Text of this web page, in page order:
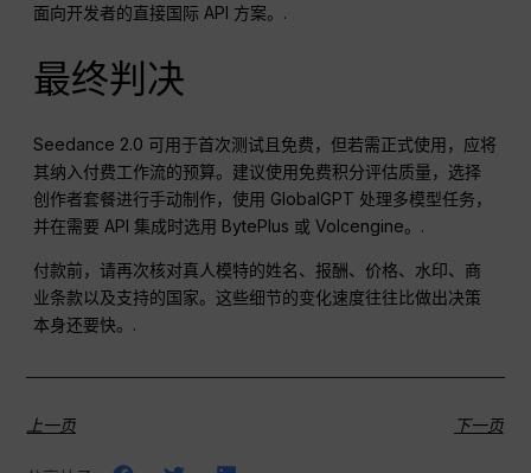
面向开发者的直接国际 API 方案。.
最终判决
Seedance 2.0 可用于首次测试且免费，但若需正式使用，应将
其纳入付费工作流的预算。建议使用免费积分评估质量，选择
创作者套餐进行手动制作，使用 GlobalGPT 处理多模型任务，
并在需要 API 集成时选用 BytePlus 或 Volcengine。.
付款前，请再次核对真人模特的姓名、报酬、价格、水印、商
业条款以及支持的国家。这些细节的变化速度往往比做出决策
本身还要快。.
上一页 下一页